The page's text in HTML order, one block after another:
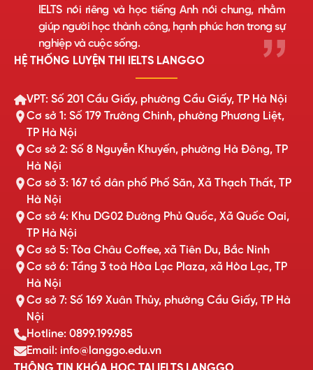
IELTS nói riêng và học tiếng Anh nói chung, nhằm
giúp người học thành công, hạnh phúc hơn trong sự
nghiệp và cuộc sống.
HỆ THỐNG LUYỆN THI IELTS LANGGO
VPT: Số 201 Cầu Giấy, phường Cầu Giấy, TP Hà Nội
Cơ sở 1: Số 179 Trường Chinh, phường Phương Liệt,
TP Hà Nội
Cơ sở 2: Số 8 Nguyễn Khuyến, phường Hà Đông, TP
Hà Nội
Cơ sở 3: 167 tổ dân phố Phố Săn, Xã Thạch Thất, TP
Hà Nội
Cơ sở 4: Khu DG02 Đường Phủ Quốc, Xã Quốc Oai,
TP Hà Nội
Cơ sở 5: Tòa Châu Coffee, xã Tiên Du, Bắc Ninh
Cơ sở 6: Tầng 3 toà Hòa Lạc Plaza, xã Hòa Lạc, TP
Hà Nội
Cơ sở 7: Số 169 Xuân Thủy, phường Cầu Giấy, TP Hà
Nội
Hotline: 0899.199.985
Email: info@langgo.edu.vn